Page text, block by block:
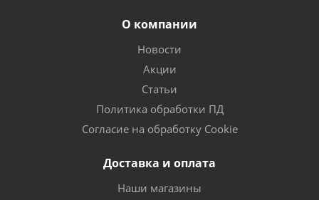
О компании
Новости
Акции
Статьи
Политика обработки ПД
Согласие на обработку Cookie
Доставка и оплата
Наши магазины